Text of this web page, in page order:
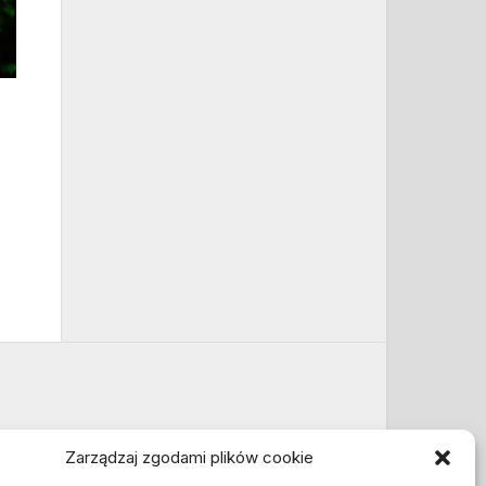
Zarządzaj zgodami plików cookie
Informacje